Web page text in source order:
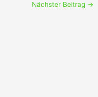
Nächster Beitrag →